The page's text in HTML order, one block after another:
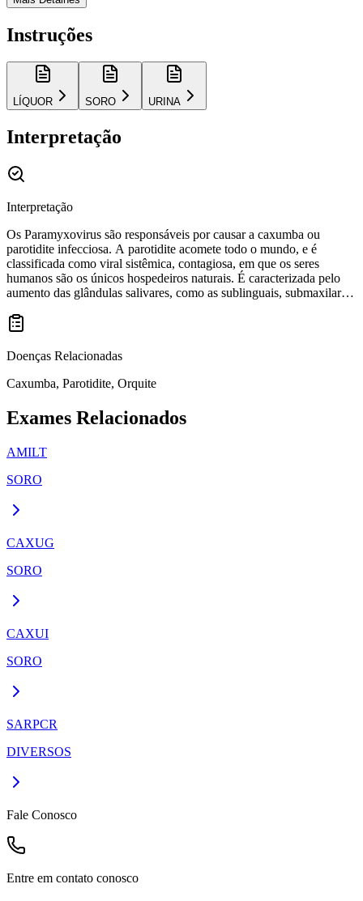
Instruções
LÍQUOR SORO URINA
Interpretação
Interpretação
Os Paramyxovirus são responsáveis por causar a caxumba ou
parotidite infecciosa. A parotidite acomete todo o mundo, e é
classificada como viral sistêmica, contagiosa, em que os seres
humanos são os únicos hospedeiros naturais. É caracterizada pelo
aumento das glândulas salivares, como as sublinguais, submaxilares
do pavilhão auditivo, devido ao pico do aumento da parótida, sinal
típico da doença.
Doenças Relacionadas
Caxumba, Parotidite, Orquite
Exames Relacionados
AMILT
SORO
CAXUG
SORO
CAXUI
SORO
SARPCR
DIVERSOS
Fale Conosco
Entre em contato conosco